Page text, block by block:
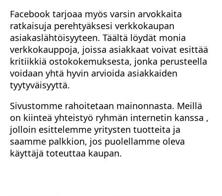
Facebook tarjoaa myös varsin arvokkaita
ratkaisuja perehtyäksesi verkkokaupan
asiakaslähtöisyyteen. Täältä löydät monia
verkkokauppoja, joissa asiakkaat voivat esittää
kritiikkiä ostokokemuksesta, jonka perusteella
voidaan yhtä hyvin arvioida asiakkaiden
tyytyväisyyttä.
Sivustomme rahoitetaan mainonnasta. Meillä
on kiinteä yhteistyö ryhmän internetin kanssa ,
jolloin esittelemme yritysten tuotteita ja
saamme palkkion, jos puolellamme oleva
käyttäjä toteuttaa kaupan.